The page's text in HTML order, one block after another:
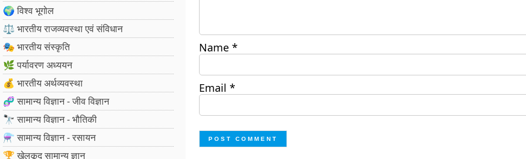
🌍 विश्व भूगोल
⚖️ भारतीय राजव्यवस्था एवं संविधान
🎭 भारतीय संस्कृति
🌿 पर्यावरण अध्ययन
💰 भारतीय अर्थव्यवस्था
🧬 सामान्य विज्ञान - जीव विज्ञान
🔭 सामान्य विज्ञान - भौतिकी
⚗️ सामान्य विज्ञान - रसायन
🏆 खेलकूद सामान्य ज्ञान
Name *
Email *